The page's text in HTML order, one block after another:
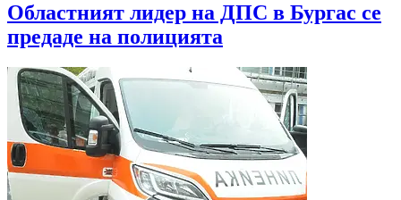
Областният лидер на ДПС в Бургас се
предаде на полицията